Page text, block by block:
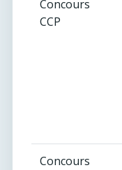
Concours
CCP
Concours